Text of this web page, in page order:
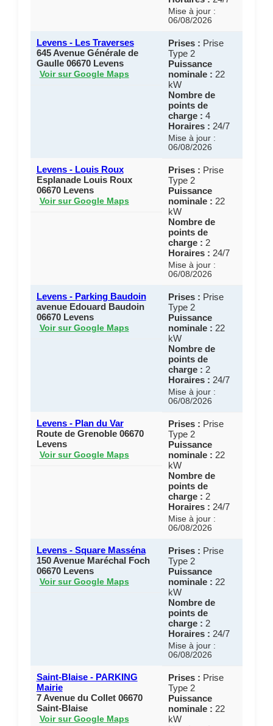
Mise à jour :
06/08/2026
Levens - Les Traverses
645 Avenue Générale de
Gaulle 06670 Levens
Voir sur Google Maps
Prises : Prise
Type 2
Puissance
nominale : 22
kW
Nombre de
points de
charge : 4
Horaires : 24/7
Mise à jour :
06/08/2026
Levens - Louis Roux
Esplanade Louis Roux
06670 Levens
Voir sur Google Maps
Prises : Prise
Type 2
Puissance
nominale : 22
kW
Nombre de
points de
charge : 2
Horaires : 24/7
Mise à jour :
06/08/2026
Levens - Parking Baudoin
avenue Edouard Baudoin
06670 Levens
Voir sur Google Maps
Prises : Prise
Type 2
Puissance
nominale : 22
kW
Nombre de
points de
charge : 2
Horaires : 24/7
Mise à jour :
06/08/2026
Levens - Plan du Var
Route de Grenoble 06670
Levens
Voir sur Google Maps
Prises : Prise
Type 2
Puissance
nominale : 22
kW
Nombre de
points de
charge : 2
Horaires : 24/7
Mise à jour :
06/08/2026
Levens - Square Masséna
150 Avenue Maréchal Foch
06670 Levens
Voir sur Google Maps
Prises : Prise
Type 2
Puissance
nominale : 22
kW
Nombre de
points de
charge : 2
Horaires : 24/7
Mise à jour :
06/08/2026
Saint-Blaise - PARKING
Mairie
7 Avenue du Collet 06670
Saint-Blaise
Voir sur Google Maps
Prises : Prise
Type 2
Puissance
nominale : 22
kW